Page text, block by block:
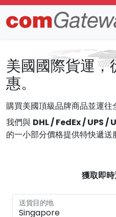
美國國際貨運
惠。
購買美國頂級品牌商品並運往
我們與 DHL / FedEx / UPS /
的一小部分價格提供特快遞送
獲取即
送貨目的地